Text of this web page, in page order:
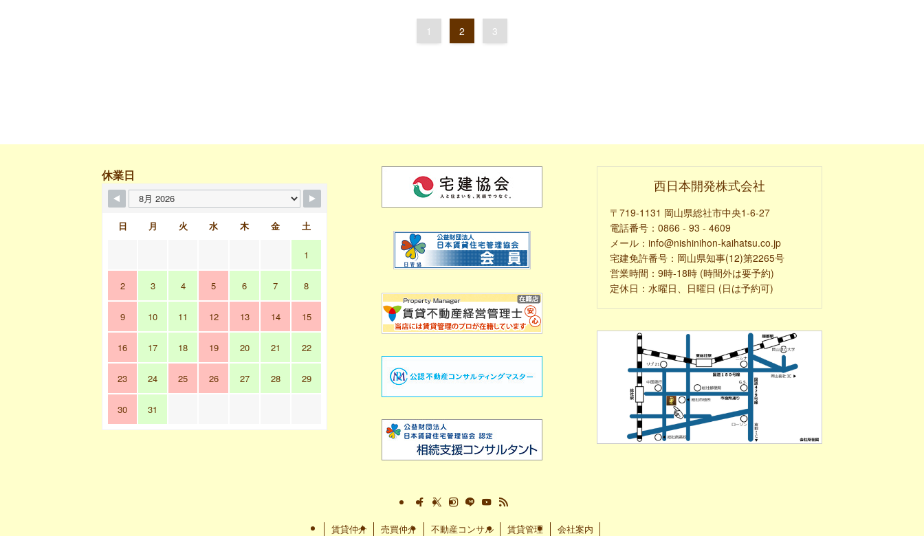
1 2 3
休業日
日 月 火 水 木 金 土
1
2 3 4 5 6 7 8
9 10 11 12 13 14 15
16 17 18 19 20 21 22
23 24 25 26 27 28 29
30 31
西日本開発株式会社
〒719-1131 岡山県総社市中央1-6-27
電話番号：0866 - 93 - 4609
メール：info@nishinihon-kaihatsu.co.jp
宅建免許番号：岡山県知事(12)第2265号
営業時間：9時-18時 (時間外は要予約)
定休日：水曜日、日曜日 (日は予約可)
賃貸仲介 売買仲介 不動産コンサル 賃貸管理 会社案内